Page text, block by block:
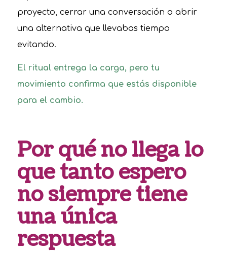
proyecto, cerrar una conversación o abrir
una alternativa que llevabas tiempo
evitando.
El ritual entrega la carga, pero tu
movimiento confirma que estás disponible
para el cambio.
Por qué no llega lo
que tanto espero
no siempre tiene
una única
respuesta